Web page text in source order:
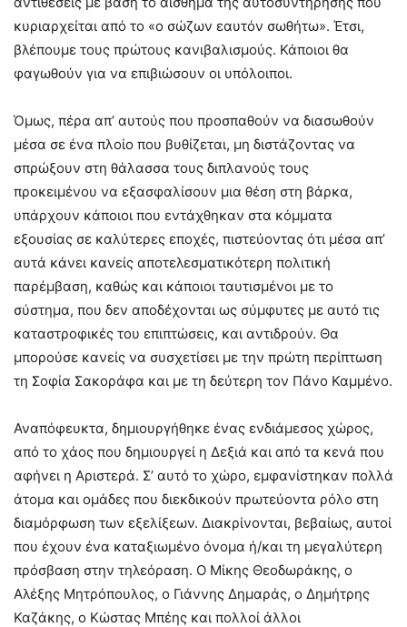
κυριαρχείται από το «ο σώζων εαυτόν σωθήτω». Έτσι,
βλέπουμε τους πρώτους κανιβαλισμούς. Κάποιοι θα
φαγωθούν για να επιβιώσουν οι υπόλοιποι.
Όμως, πέρα απ’ αυτούς που προσπαθούν να διασωθούν
μέσα σε ένα πλοίο που βυθίζεται, μη διστάζοντας να
σπρώξουν στη θάλασσα τους διπλανούς τους
προκειμένου να εξασφαλίσουν μια θέση στη βάρκα,
υπάρχουν κάποιοι που εντάχθηκαν στα κόμματα
εξουσίας σε καλύτερες εποχές, πιστεύοντας ότι μέσα απ’
αυτά κάνει κανείς αποτελεσματικότερη πολιτική
παρέμβαση, καθώς και κάποιοι ταυτισμένοι με το
σύστημα, που δεν αποδέχονται ως σύμφυτες με αυτό τις
καταστροφικές του επιπτώσεις, και αντιδρούν. Θα
μπορούσε κανείς να συσχετίσει με την πρώτη περίπτωση
τη Σοφία Σακοράφα και με τη δεύτερη τον Πάνο Καμμένο.
Αναπόφευκτα, δημιουργήθηκε ένας ενδιάμεσος χώρος,
από το χάος που δημιουργεί η Δεξιά και από τα κενά που
αφήνει η Αριστερά. Σ’ αυτό το χώρο, εμφανίστηκαν πολλά
άτομα και ομάδες που διεκδικούν πρωτεύοντα ρόλο στη
διαμόρφωση των εξελίξεων. Διακρίνονται, βεβαίως, αυτοί
που έχουν ένα καταξιωμένο όνομα ή/και τη μεγαλύτερη
πρόσβαση στην τηλεόραση. Ο Μίκης Θεοδωράκης, ο
Αλέξης Μητρόπουλος, ο Γιάννης Δημαράς, ο Δημήτρης
Καζάκης, ο Κώστας Μπέης και πολλοί άλλοι